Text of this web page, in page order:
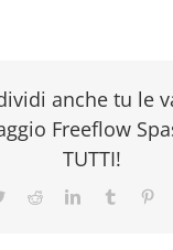
anche tu le
Freeflow
TUTTI!
TwitterRedditLinkedInTumblr